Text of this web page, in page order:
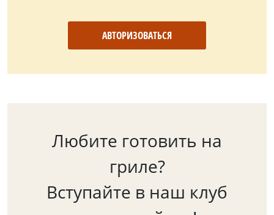
АВТОРИЗОВАТЬСЯ
Любите готовить на
гриле?
Вступайте в наш клуб